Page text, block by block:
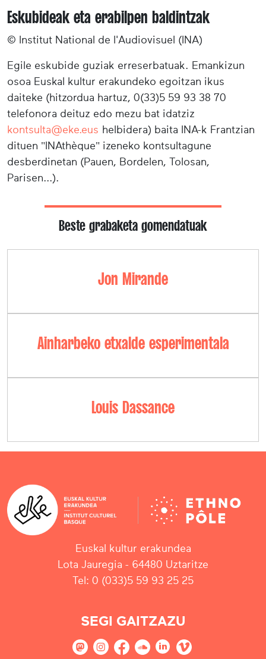
Eskubideak eta erabilpen baldintzak
© Institut National de l'Audiovisuel (INA)
Egile eskubide guziak erreserbatuak. Emankizun
osoa Euskal kultur erakundeko egoitzan ikus
daiteke (hitzordua hartuz, 0(33)5 59 93 38 70
telefonora deituz edo mezu bat idatziz
kontsulta@eke.eus helbidera) baita INA-k Frantzian
dituen "INAthèque" izeneko kontsultagune
desberdinetan (Pauen, Bordelen, Tolosan,
Parisen...).
Beste grabaketa gomendatuak
Jon Mirande
Ainharbeko etxalde esperimentala
Louis Dassance
Euskal kultur erakundea
Lota Jauregia - 64480 Uztaritze
Tel: 0 (033)5 59 93 25 25
SEGI GAITZAZU